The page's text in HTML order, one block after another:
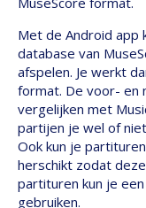
Met de Android app
database van
afspelen. Je werkt
format. De voor- en
vergelijken met
partijen je wel of
Ook kun je
herschikt zodat
partituren kun je
gebruiken.